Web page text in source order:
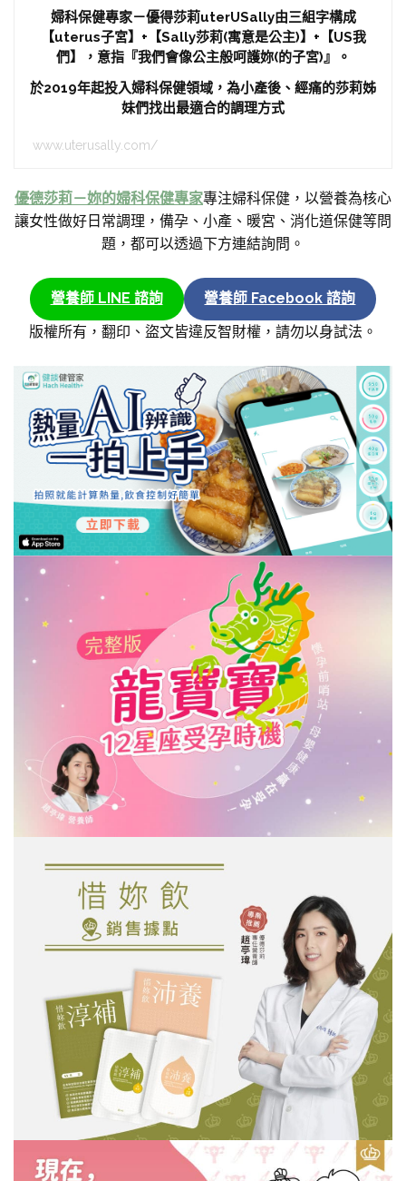
婦科保健專家－優得莎莉uterUSally由三組字構成
【uterus子宮】+【Sally莎莉(寓意是公主)】+【US我
們】，意指『我們會像公主般呵護妳(的子宮)』。
於2019年起投入婦科保健領域，為小產後、經痛的莎莉姊
妹們找出最適合的調理方式
www.uterusally.com/
優德莎莉－妳的婦科保健專家專注婦科保健，以營養為核心
讓女性做好日常調理，備孕、小產、暖宮、消化道保健等問
題，都可以透過下方連結詢問。
營養師 LINE 諮詢
營養師 Facebook 諮詢
版權所有，翻印、盜文皆違反智財權，請勿以身試法。